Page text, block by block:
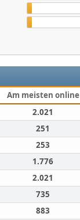
Am meisten online
2.021
251
253
1.776
2.021
735
883